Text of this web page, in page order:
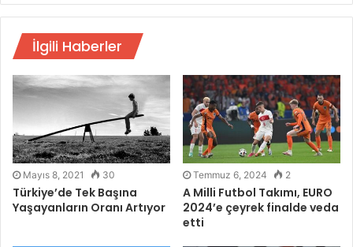
İlgili Haberler
Mayıs 8, 2021 30
Türkiye’de Tek Başına
Yaşayanların Oranı Artıyor
Temmuz 6, 2024 2
A Milli Futbol Takımı, EURO
2024’e çeyrek finalde veda
etti